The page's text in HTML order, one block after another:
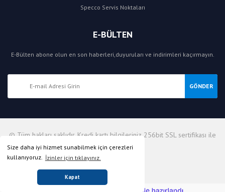
Size daha iyi hizmet sunabilmek için çerezleri
kullanıyoruz. İzinler için tıklayınız.
Kapat
Specco Servis Noktaları
E-BÜLTEN
E-Bülten abone olun en son haberleri,duyuruları ve indirimleri kaçırmayın.
GÖNDER
© Tüm hakları saklıdır. Kredi kartı bilgileriniz 256bit SSL sertifikası ile
korunmaktadır.